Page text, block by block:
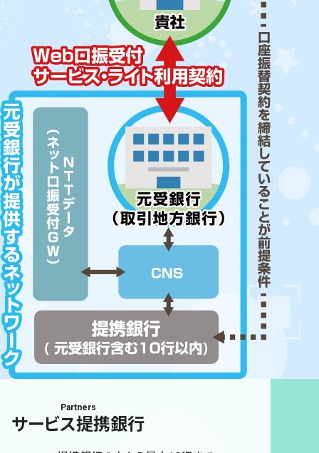
Partners
サービス提携銀行